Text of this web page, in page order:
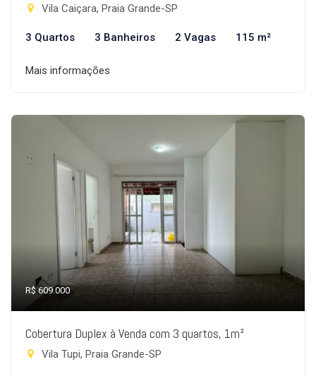
Vila Caiçara, Praia Grande-SP
3 Quartos 3 Banheiros 2 Vagas 115 m²
Mais informações
R$ 609.000
Cobertura Duplex à Venda com 3 quartos, 1m²
Vila Tupi, Praia Grande-SP